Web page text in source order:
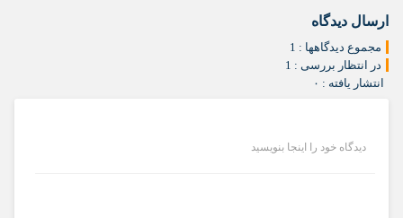
ارسال دیدگاه
مجموع دیدگاهها : 1
در انتظار بررسی : 1
انتشار یافته : ۰
دیدگاه خود را اینجا بنویسید